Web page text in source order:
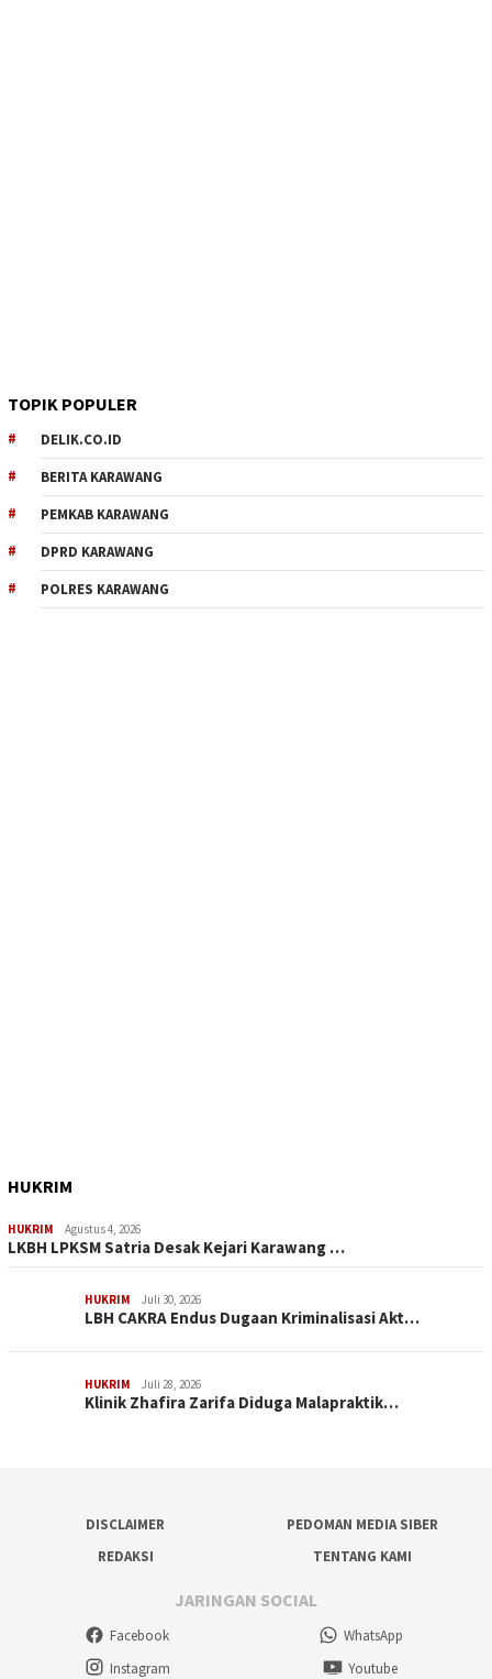
TOPIK POPULER
DELIK.CO.ID
BERITA KARAWANG
PEMKAB KARAWANG
DPRD KARAWANG
POLRES KARAWANG
HUKRIM
HUKRIM Agustus 4, 2026
LKBH LPKSM Satria Desak Kejari Karawang …
HUKRIM Juli 30, 2026
LBH CAKRA Endus Dugaan Kriminalisasi Akt…
HUKRIM Juli 28, 2026
Klinik Zhafira Zarifa Diduga Malapraktik…
DISCLAIMER
PEDOMAN MEDIA SIBER
REDAKSI
TENTANG KAMI
JARINGAN SOCIAL
Facebook
WhatsApp
Instagram
Youtube